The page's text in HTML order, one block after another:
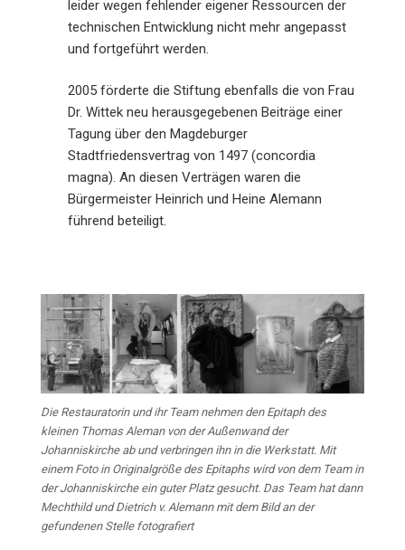
leider wegen fehlender eigener Ressourcen der
technischen Entwicklung nicht mehr angepasst
und fortgeführt werden.
2005 förderte die Stiftung ebenfalls die von Frau
Dr. Wittek neu herausgegebenen Beiträge einer
Tagung über den Magdeburger
Stadtfriedensvertrag von 1497 (concordia
magna). An diesen Verträgen waren die
Bürgermeister Heinrich und Heine Alemann
führend beteiligt.
Die Restauratorin und ihr Team nehmen den Epitaph des
kleinen Thomas Aleman von der Außenwand der
Johanniskirche ab und verbringen ihn in die Werkstatt. Mit
einem Foto in Originalgröße des Epitaphs wird von dem Team in
der Johanniskirche ein guter Platz gesucht. Das Team hat dann
Mechthild und Dietrich v. Alemann mit dem Bild an der
gefundenen Stelle fotografiert